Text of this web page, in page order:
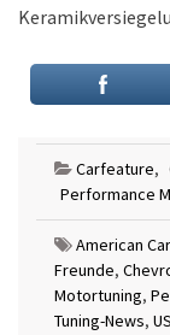
Performance
American
Freunde,
Motortuning ,
Tuning-News,
US-Cars,V8,V8